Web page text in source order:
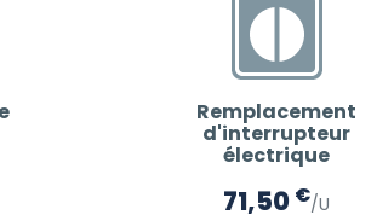
Remplacement
d'interrupteur
électrique
71,50 €/U